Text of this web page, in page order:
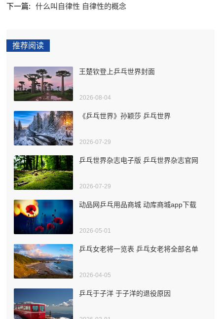
下一篇:
什么叫自律性 自律性的概念
推荐阅读
王楚钦登上乒乓世界封面
2026-08-04
《乒乓世界》孙颖莎 乒乓世界
2026-07-29
乒乓世界杂志电子版 乒乓世界杂志官网
2026-07-29
动品网乒乓用品商城 动库商城app下载
2026-05-01
乒乓女老将一览表 乒乓女老将全部名单
2026-04-05
乒乓于子洋 于子洋的退役原因